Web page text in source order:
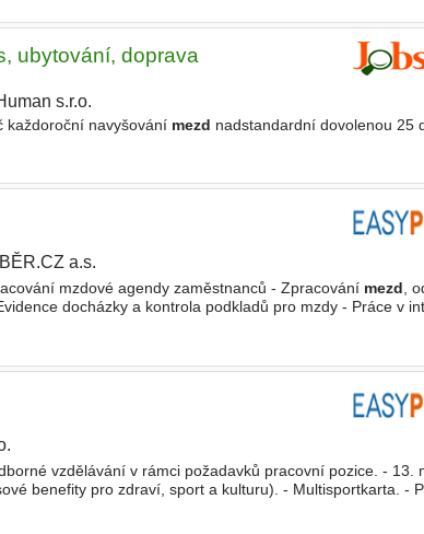
ubytování, doprava
s.r.o.
každoroční navyšování mezd nadstandardní dovolenou 25
a.s.
mzdové agendy zaměstnanců - Zpracování mezd ,
docházky a kontrola podkladů pro mzdy - Práce v
vzdělávání v rámci požadavků pracovní pozice. - 13.
benefity pro zdraví, sport a kulturu). - Multisportkarta. -